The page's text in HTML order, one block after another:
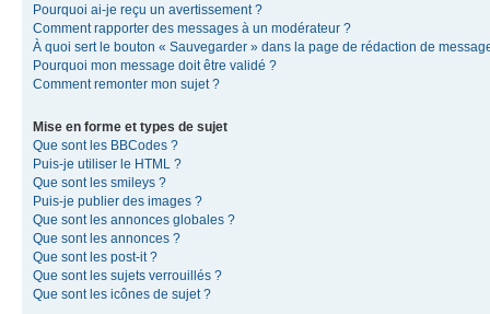
Pourquoi ai-je reçu un avertissement ?
Comment rapporter des messages à un modérateur ?
À quoi sert le bouton « Sauvegarder » dans la page de rédaction de
Pourquoi mon message doit être validé ?
Comment remonter mon sujet ?
Mise en forme et types de sujet
Que sont les BBCodes ?
Puis-je utiliser le HTML ?
Que sont les smileys ?
Puis-je publier des images ?
Que sont les annonces globales ?
Que sont les annonces ?
Que sont les post-it ?
Que sont les sujets verrouillés ?
Que sont les icônes de sujet ?